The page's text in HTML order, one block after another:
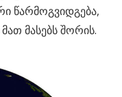
წარმოგვიდგება,
მასებს შორის.